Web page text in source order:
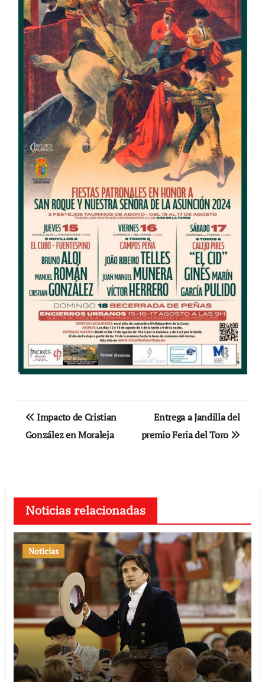
Navegación
de
Impacto de Cristian
González en Moraleja
Entrega a Jandilla del
premio Feria del Toro
Noticias relacionadas
Noticias